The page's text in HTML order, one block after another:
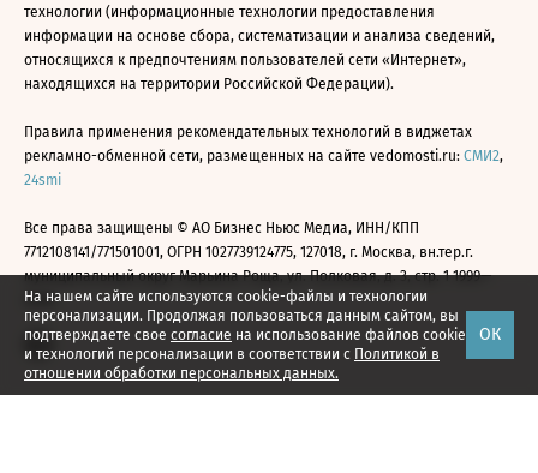
На нашем сайте используются cookie-файлы и технологии
персонализации. Продолжая пользоваться данным сайтом, вы
подтверждаете свое согласие на использование файлов cookie
и технологий персонализации в соответствии с Политикой в
отношении обработки персональных данных.
ОК
технологии (информационные технологии предоставления
информации на основе сбора, систематизации и анализа сведений,
относящихся к предпочтениям пользователей сети «Интернет»,
находящихся на территории Российской Федерации).
Правила применения рекомендательных технологий в виджетах
рекламно-обменной сети, размещенных на сайте vedomosti.ru: СМИ2,
24smi
Все права защищены © АО Бизнес Ньюс Медиа, ИНН/КПП
7712108141/771501001, ОГРН 1027739124775, 127018, г. Москва, вн.тер.г.
муниципальный округ Марьина Роща, ул. Полковая, д. 3, стр. 1 1999—
2026